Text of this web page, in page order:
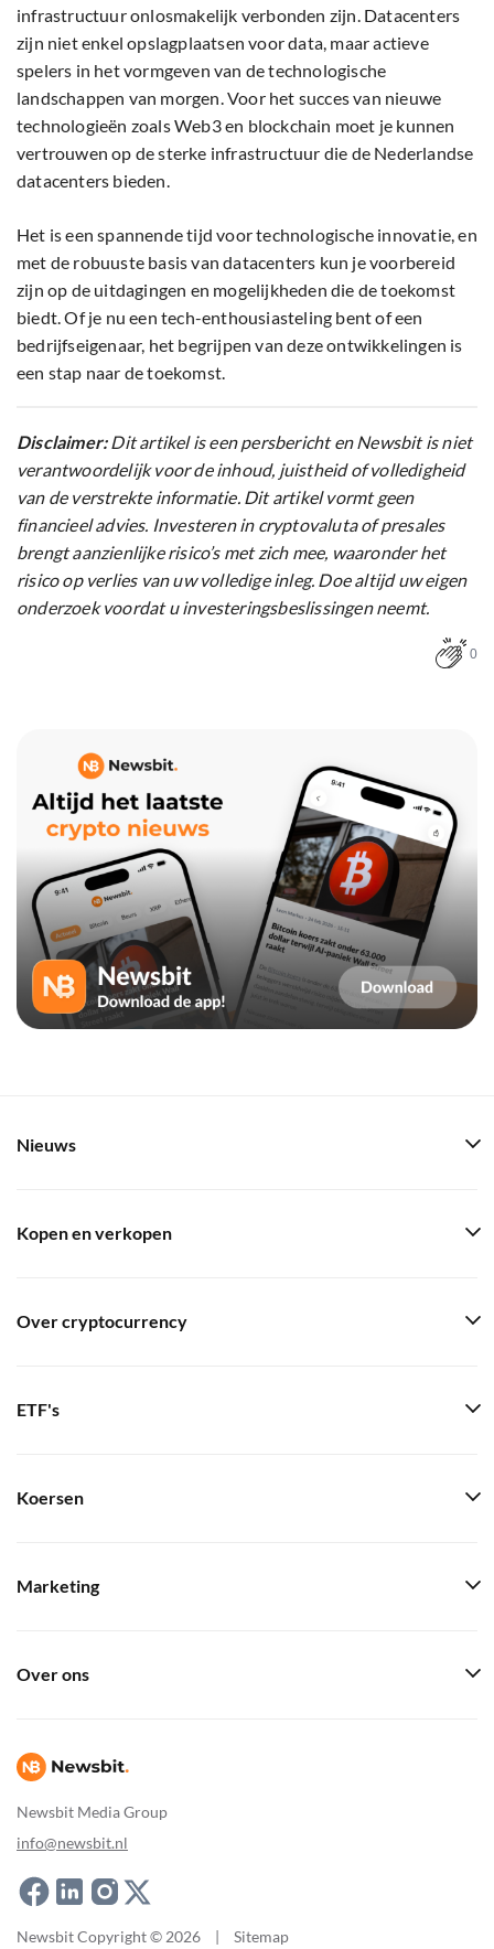
infrastructuur onlosmakelijk verbonden zijn. Datacenters
zijn niet enkel opslagplaatsen voor data, maar actieve
spelers in het vormgeven van de technologische
landschappen van morgen. Voor het succes van nieuwe
technologieën zoals Web3 en blockchain moet je kunnen
vertrouwen op de sterke infrastructuur die de Nederlandse
datacenters bieden.
Het is een spannende tijd voor technologische innovatie, en
met de robuuste basis van datacenters kun je voorbereid
zijn op de uitdagingen en mogelijkheden die de toekomst
biedt. Of je nu een tech-enthousiasteling bent of een
bedrijfseigenaar, het begrijpen van deze ontwikkelingen is
een stap naar de toekomst.
Disclaimer:Dit artikel is een persbericht en Newsbit is niet
verantwoordelijk voor de inhoud, juistheid of volledigheid
van de verstrekte informatie. Dit artikel vormt geen
financieel advies. Investeren in cryptovaluta of presales
brengt aanzienlijke risico’s met zich mee, waaronder het
risico op verlies van uw volledige inleg. Doe altijd uw eigen
onderzoek voordat u investeringsbeslissingen neemt.
0
Newsbit Media Group
info@newsbit.nl
Nieuws
Kopen en verkopen
Over cryptocurrency
ETF's
Koersen
Marketing
Over ons
Newsbit Copyright © 2026 | Sitemap